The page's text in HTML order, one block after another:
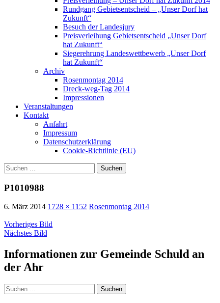
Rundgang Gebietsentscheid – „Unser Dorf hat
Zukunft“
Besuch der Landesjury
Preisverleihung Gebietsentscheid „Unser Dorf
hat Zukunft“
Siegerehrung Landeswettbewerb „Unser Dorf
hat Zukunft“
Archiv
Rosenmontag 2014
Dreck-weg-Tag 2014
Impressionen
Veranstaltungen
Kontakt
Anfahrt
Impressum
Datenschutzerklärung
Cookie-Richtlinie (EU)
Suchen
nach:
P1010988
6. März 2014 1728 × 1152 Rosenmontag 2014
Vorheriges Bild
Nächstes Bild
Informationen zur Gemeinde Schuld an
der Ahr
Suchen
nach: